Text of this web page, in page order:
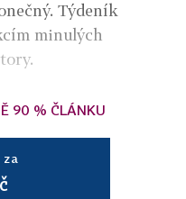
Týdeník
minulých
90 % ČLÁNKU